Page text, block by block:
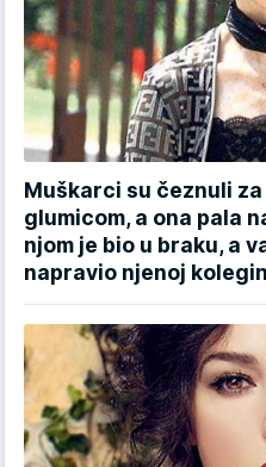
Muškarci su čeznuli
glumicom, a ona pala
njom je bio u braku, a
napravio njenoj